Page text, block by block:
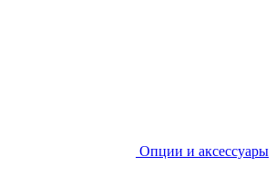
Опции и аксессуары